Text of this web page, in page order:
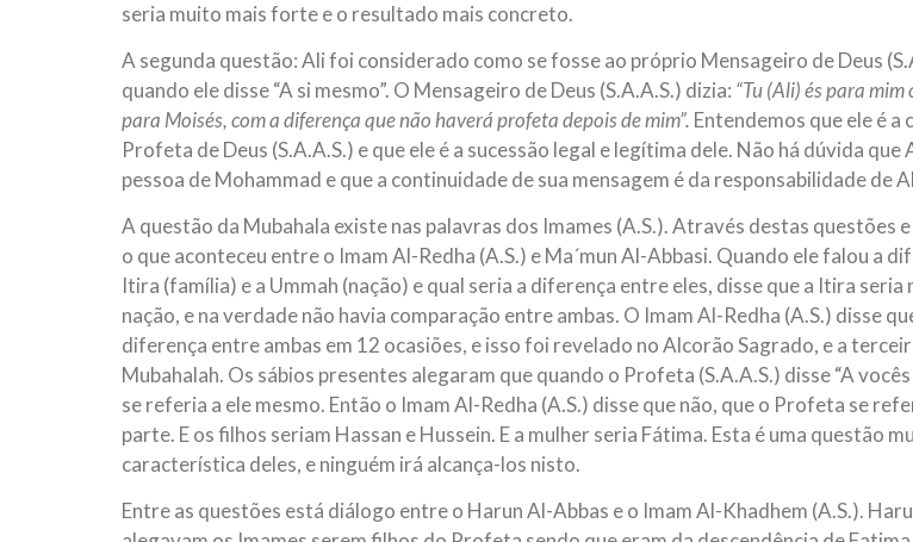
seria muito mais forte e o resultado mais concreto.
A segunda questão: Ali foi considerado como se fosse ao próprio Mensageiro de Deus
quando ele disse “A si mesmo”. O Mensageiro de Deus (S.A.A.S.) dizia: “Tu (Ali) és para
para Moisés, com a diferença que não haverá profeta depois de mim”. Entendemos que ele é a
Profeta de Deus (S.A.A.S.) e que ele é a sucessão legal e legítima dele. Não há dúvida que
pessoa de Mohammad e que a continuidade de sua mensagem é da responsabilidade de
A questão da Mubahala existe nas palavras dos Imames (A.S.). Através destas questões
o que aconteceu entre o Imam Al-Redha (A.S.) e Ma´mun Al-Abbasi. Quando ele falou a
Itira (família) e a Ummah (nação) e qual seria a diferença entre eles, disse que a Itira seria
nação, e na verdade não havia comparação entre ambas. O Imam Al-Redha (A.S.) disse
diferença entre ambas em 12 ocasiões, e isso foi revelado no Alcorão Sagrado, e a
Mubahalah. Os sábios presentes alegaram que quando o Profeta (S.A.A.S.) disse “A vocês
se referia a ele mesmo. Então o Imam Al-Redha (A.S.) disse que não, que o Profeta se
parte. E os filhos seriam Hassan e Hussein. E a mulher seria Fátima. Esta é uma questão
característica deles, e ninguém irá alcança-los nisto.
Entre as questões está diálogo entre o Harun Al-Abbas e o Imam Al-Khadhem (A.S.).